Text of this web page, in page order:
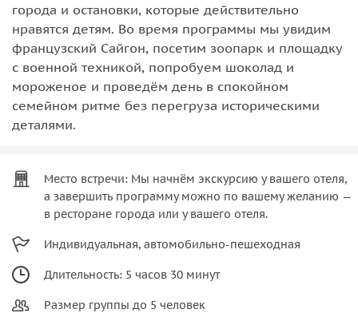
города и остановки, которые действительно
нравятся детям. Во время программы мы увидим
французский Сайгон, посетим зоопарк и площадку
с военной техникой, попробуем шоколад и
мороженое и проведём день в спокойном
семейном ритме без перегруза историческими
деталями.
Место встречи: Мы начнём экскурсию у вашего отеля,
а завершить программу можно по вашему желанию —
в ресторане города или у вашего отеля.
Индивидуальная, автомобильно-пешеходная
Длительность: 5 часов 30 минут
Размер группы до 5 человек